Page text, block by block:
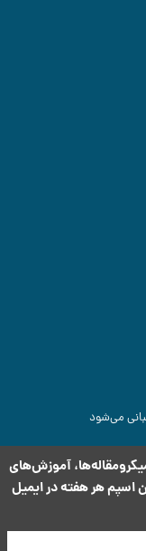
می‌شود
آموزش‌های
هر هفته در ایمیل